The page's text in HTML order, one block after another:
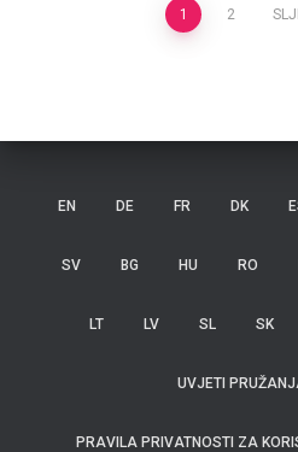
Paginacija 1 2
EN DE FR DK
SV BG HU RO
LT LV SL SK
UVJETI
PRAVILA PRIVATNOSTI ZA